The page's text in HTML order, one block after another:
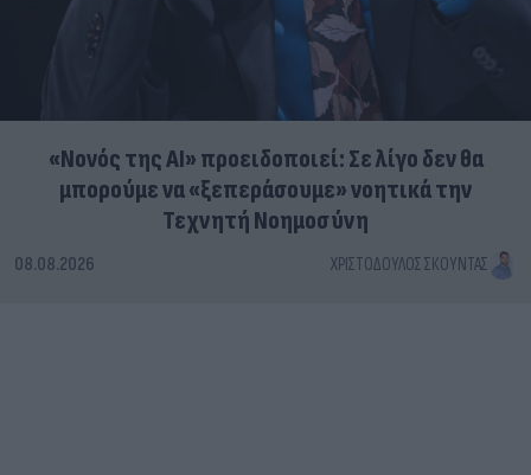
«Νονός της AI» προειδοποιεί: Σε λίγο δεν θα
μπορούμε να «ξεπεράσουμε» νοητικά την
Τεχνητή Νοημοσύνη
08.08.2026 ΧΡΙΣΤΌΔΟΥΛΟΣ ΣΚΟΎΝΤΑΣ